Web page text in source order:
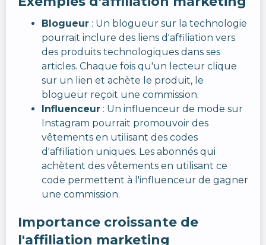
Blogueur : Un blogueur sur la technologie
pourrait inclure des liens d'affiliation vers
des produits technologiques dans ses
articles. Chaque fois qu'un lecteur clique
sur un lien et achète le produit, le
blogueur reçoit une commission.
Influenceur : Un influenceur de mode sur
Instagram pourrait promouvoir des
vêtements en utilisant des codes
d'affiliation uniques. Les abonnés qui
achètent des vêtements en utilisant ce
code permettent à l'influenceur de gagner
une commission.
Importance croissante de
l'affiliation marketing